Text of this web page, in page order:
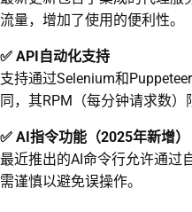
流量，增加了使用的便利性。
✅ API自动化支持
支持通过Selenium和
同，其RPM（每分钟请求数）
✅ AI指令功能（2025年新增）
最近推出的AI命令行允许通过
需谨慎以避免误操作。